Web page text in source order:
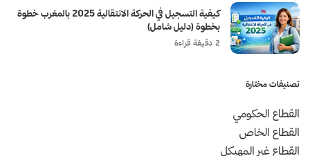
كيفية التسجيل في الحركة الانتقالية 2025 بالمغرب خطوة
بخطوة (دليل شامل)
2 دقيقة قراءة
تصنيفات مختارة
القطاع الحكومي
القطاع الخاص
القطاع غير المهيكل